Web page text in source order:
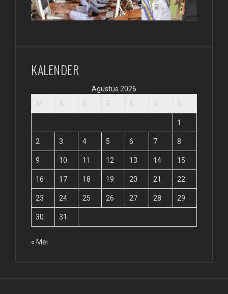
KALENDER
Agustus 2026
1
2 3 4 5 6 7 8
9 10 11 12 13 14 15
16 17 18 19 20 21 22
23 24 25 26 27 28 29
30 31
« Mei